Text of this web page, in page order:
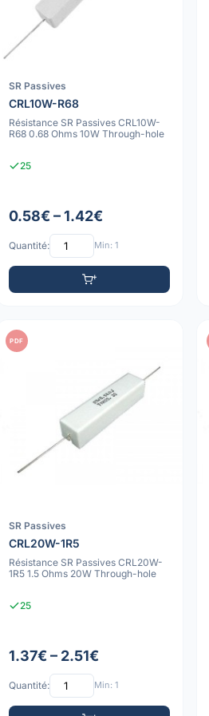
SR Passives
CRL10W-R68
Résistance SR Passives CRL10W-
R68 0.68 Ohms 10W Through-hole
25
0.58€ – 1.42€
Quantité: Min: 1
PDF
SR Passives
CRL20W-1R5
Résistance SR Passives CRL20W-
1R5 1.5 Ohms 20W Through-hole
25
1.37€ – 2.51€
Quantité: Min: 1